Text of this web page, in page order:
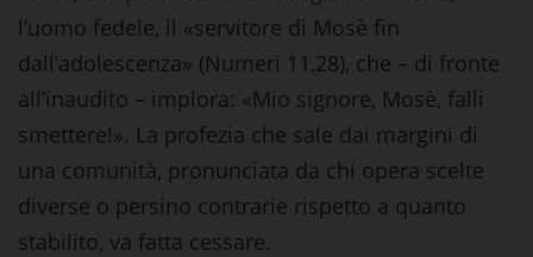
l’uomo fedele, il «servitore di Mosè fin
dall’adolescenza» (Numeri 11,28), che – di fronte
all’inaudito – implora: «Mio signore, Mosè, falli
smettere!». La profezia che sale dai margini di
una comunità, pronunciata da chi opera scelte
diverse o persino contrarie rispetto a quanto
stabilito, va fatta cessare.